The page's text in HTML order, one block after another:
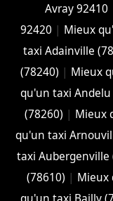
Avray 92410
92420 | Mieux
taxi Adainville
(78240) | Mieux
qu'un taxi Andelu
(78260) | Mieux
qu'un taxi
taxi Aubergenville
(78610) | Mieux